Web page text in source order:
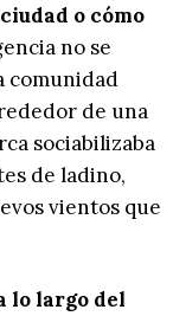
o cómo
no se
comunidad
de una
sociabilizaba
de ladino,
vientos que
lo largo del